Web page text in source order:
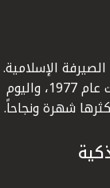
الإسلامية.
وهو أول بنك إسلامي أنشئ في دولة الكويت عام 1977، واليوم
شهرة ونجاحاً.